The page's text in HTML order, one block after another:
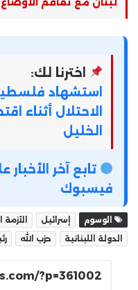
اخترنا لك:
استشهاد
الاحتلال أثناء
الخليل
تابع آخر
فيسبوك
الوسوم إسرائيل الأزمة
الدولة اللبنانية
حزب الله